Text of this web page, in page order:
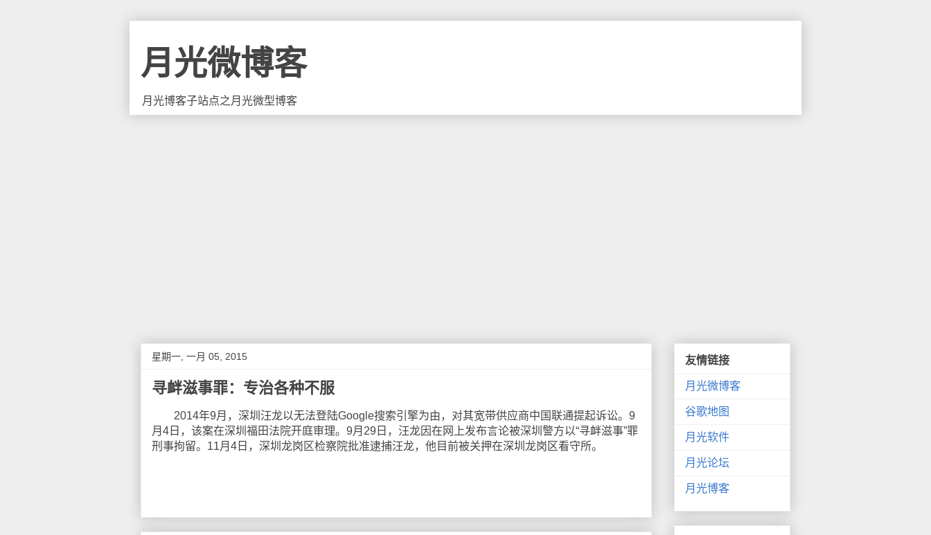
月光微博客
月光博客子站点之月光微型博客
星期一, 一月 05, 2015
寻衅滋事罪：专治各种不服
2014年9月，深圳汪龙以无法登陆Google搜索引擎为由，对其宽带供应商中国联通提起诉讼。9
月4日，该案在深圳福田法院开庭审理。9月29日，汪龙因在网上发布言论被深圳警方以“寻衅滋事”罪
刑事拘留。11月4日，深圳龙岗区检察院批准逮捕汪龙，他目前被关押在深圳龙岗区看守所。
友情链接
月光微博客
谷歌地图
月光软件
月光论坛
月光博客